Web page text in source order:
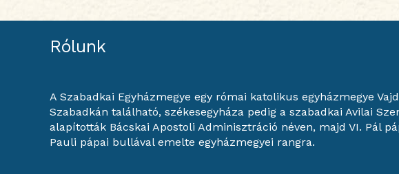
Rólunk
A Szabadkai Egyházmegye egy római katolikus egyházmegye
Szabadkán található, székesegyháza pedig a szabadkai Avilai
alapították Bácskai Apostoli Adminisztráció néven, majd VI. Pál
Pauli pápai bullával emelte egyházmegyei rangra.